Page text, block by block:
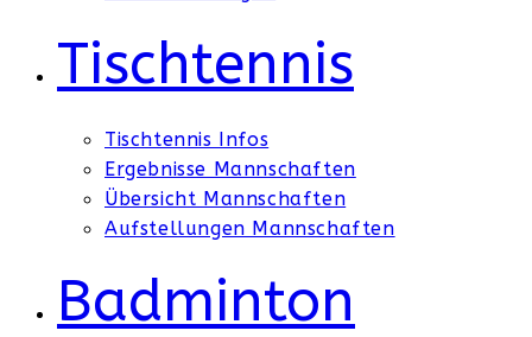
Tischtennis
Tischtennis Infos
Ergebnisse Mannschaften
Übersicht Mannschaften
Aufstellungen Mannschaften
Badminton